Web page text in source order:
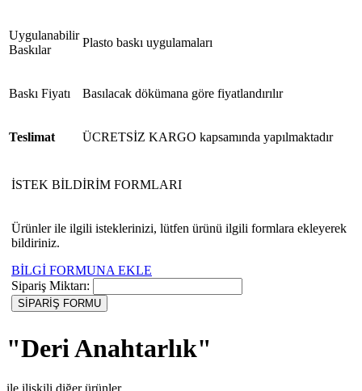
Uygulanabilir
Baskılar
Plasto baskı uygulamaları
Baskı Fiyatı Basılacak dökümana göre fiyatlandırılır
Teslimat ÜCRETSİZ KARGO kapsamında yapılmaktadır
İSTEK BİLDİRİM FORMLARI
Ürünler ile ilgili isteklerinizi, lütfen ürünü ilgili formlara ekleyerek
bildiriniz.
BİLGİ FORMUNA EKLE
Sipariş Miktarı:
"Deri Anahtarlık"
ile ilişkili diğer ürünler